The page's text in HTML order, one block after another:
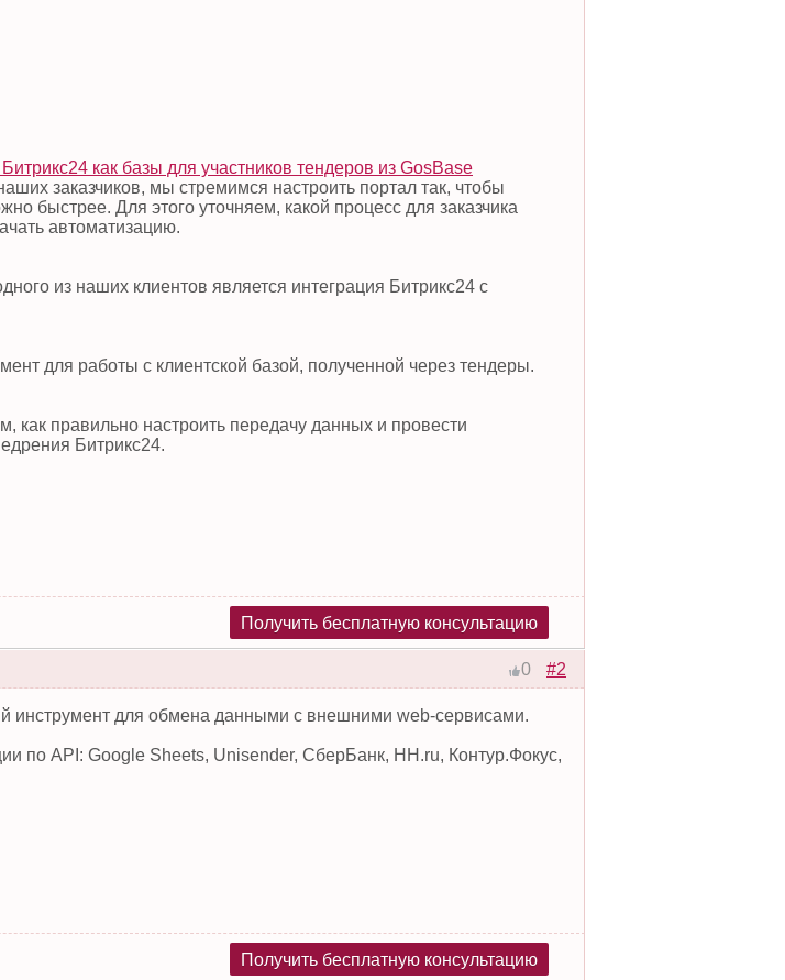
как базы для участников тендеров из GosBase
заказчиков, мы стремимся настроить портал так, чтобы
быстрее. Для этого уточняем, какой процесс для заказчика
автоматизацию.
из наших клиентов является интеграция Битрикс24 с
для работы с клиентской базой, полученной через тендеры.
как правильно настроить передачу данных и провести
Битрикс24.
Получить бесплатную консультацию
#2
0
инструмент для обмена данными с внешними web-сервисами.
по API: Google Sheets, Unisender, СберБанк, HH.ru, Контур.Фокус,
Получить бесплатную консультацию